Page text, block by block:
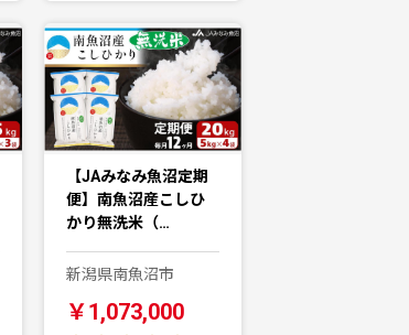
【JAみなみ魚沼定期
便】南魚沼産こしひ
かり無洗米（…
新潟県南魚沼市
￥1,073,000